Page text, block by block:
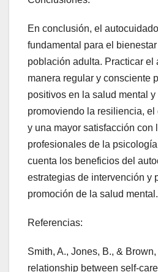
En conclusión, el
fundamental para el
población adulta. Practicar el
manera regular y consciente
positivos en la salud mental
promoviendo la resiliencia, el
y una mayor satisfacción con
profesionales de la
cuenta los beneficios del
estrategias de intervención y
promoción de la salud mental.
Referencias:
Smith, A., Jones, B., &
relationship between self-